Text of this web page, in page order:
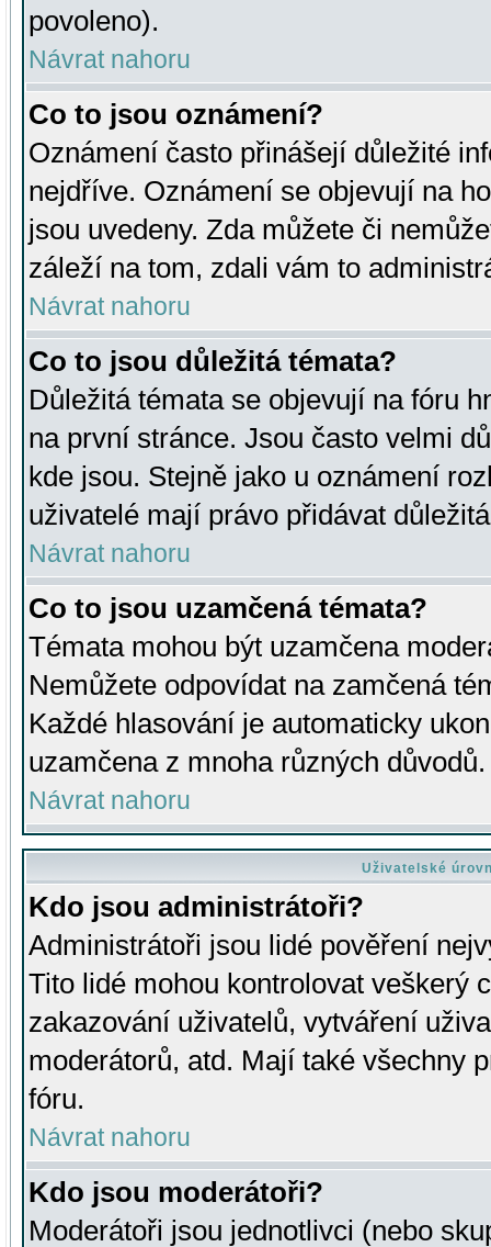
povoleno).
Návrat nahoru
Co to jsou oznámení?
Oznámení často přinášejí důležité
nejdříve. Oznámení se objevují na
jsou uvedeny. Zda můžete či
záleží na tom, zdali vám to
Návrat nahoru
Co to jsou důležitá témata?
Důležitá témata se objevují na fóru
na první stránce. Jsou často velmi
kde jsou. Stejně jako u oznámení
uživatelé mají právo přidávat
Návrat nahoru
Co to jsou uzamčená témata?
Témata mohou být uzamčena
Nemůžete odpovídat na zamčená
Každé hlasování je automaticky
uzamčena z mnoha různých důvodů.
Návrat nahoru
Uživatelské
Kdo jsou administrátoři?
Administrátoři jsou lidé pověření
Tito lidé mohou kontrolovat veškerý
zakazování uživatelů, vytváření
moderátorů, atd. Mají také všechny
fóru.
Návrat nahoru
Kdo jsou moderátoři?
Moderátoři jsou jednotlivci (nebo